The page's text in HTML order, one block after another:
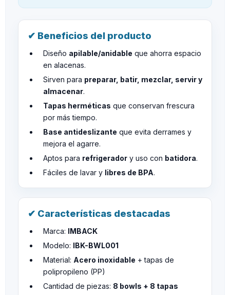
✔ Beneficios del producto
Diseño apilable/anidable que ahorra espacio
en alacenas.
Sirven para preparar, batir, mezclar, servir y
almacenar.
Tapas herméticas que conservan frescura
por más tiempo.
Base antideslizante que evita derrames y
mejora el agarre.
Aptos para refrigerador y uso con batidora.
Fáciles de lavar y libres de BPA.
✔ Características destacadas
Marca: IMBACK
Modelo: IBK-BWL001
Material: Acero inoxidable + tapas de
polipropileno (PP)
Cantidad de piezas: 8 bowls + 8 tapas